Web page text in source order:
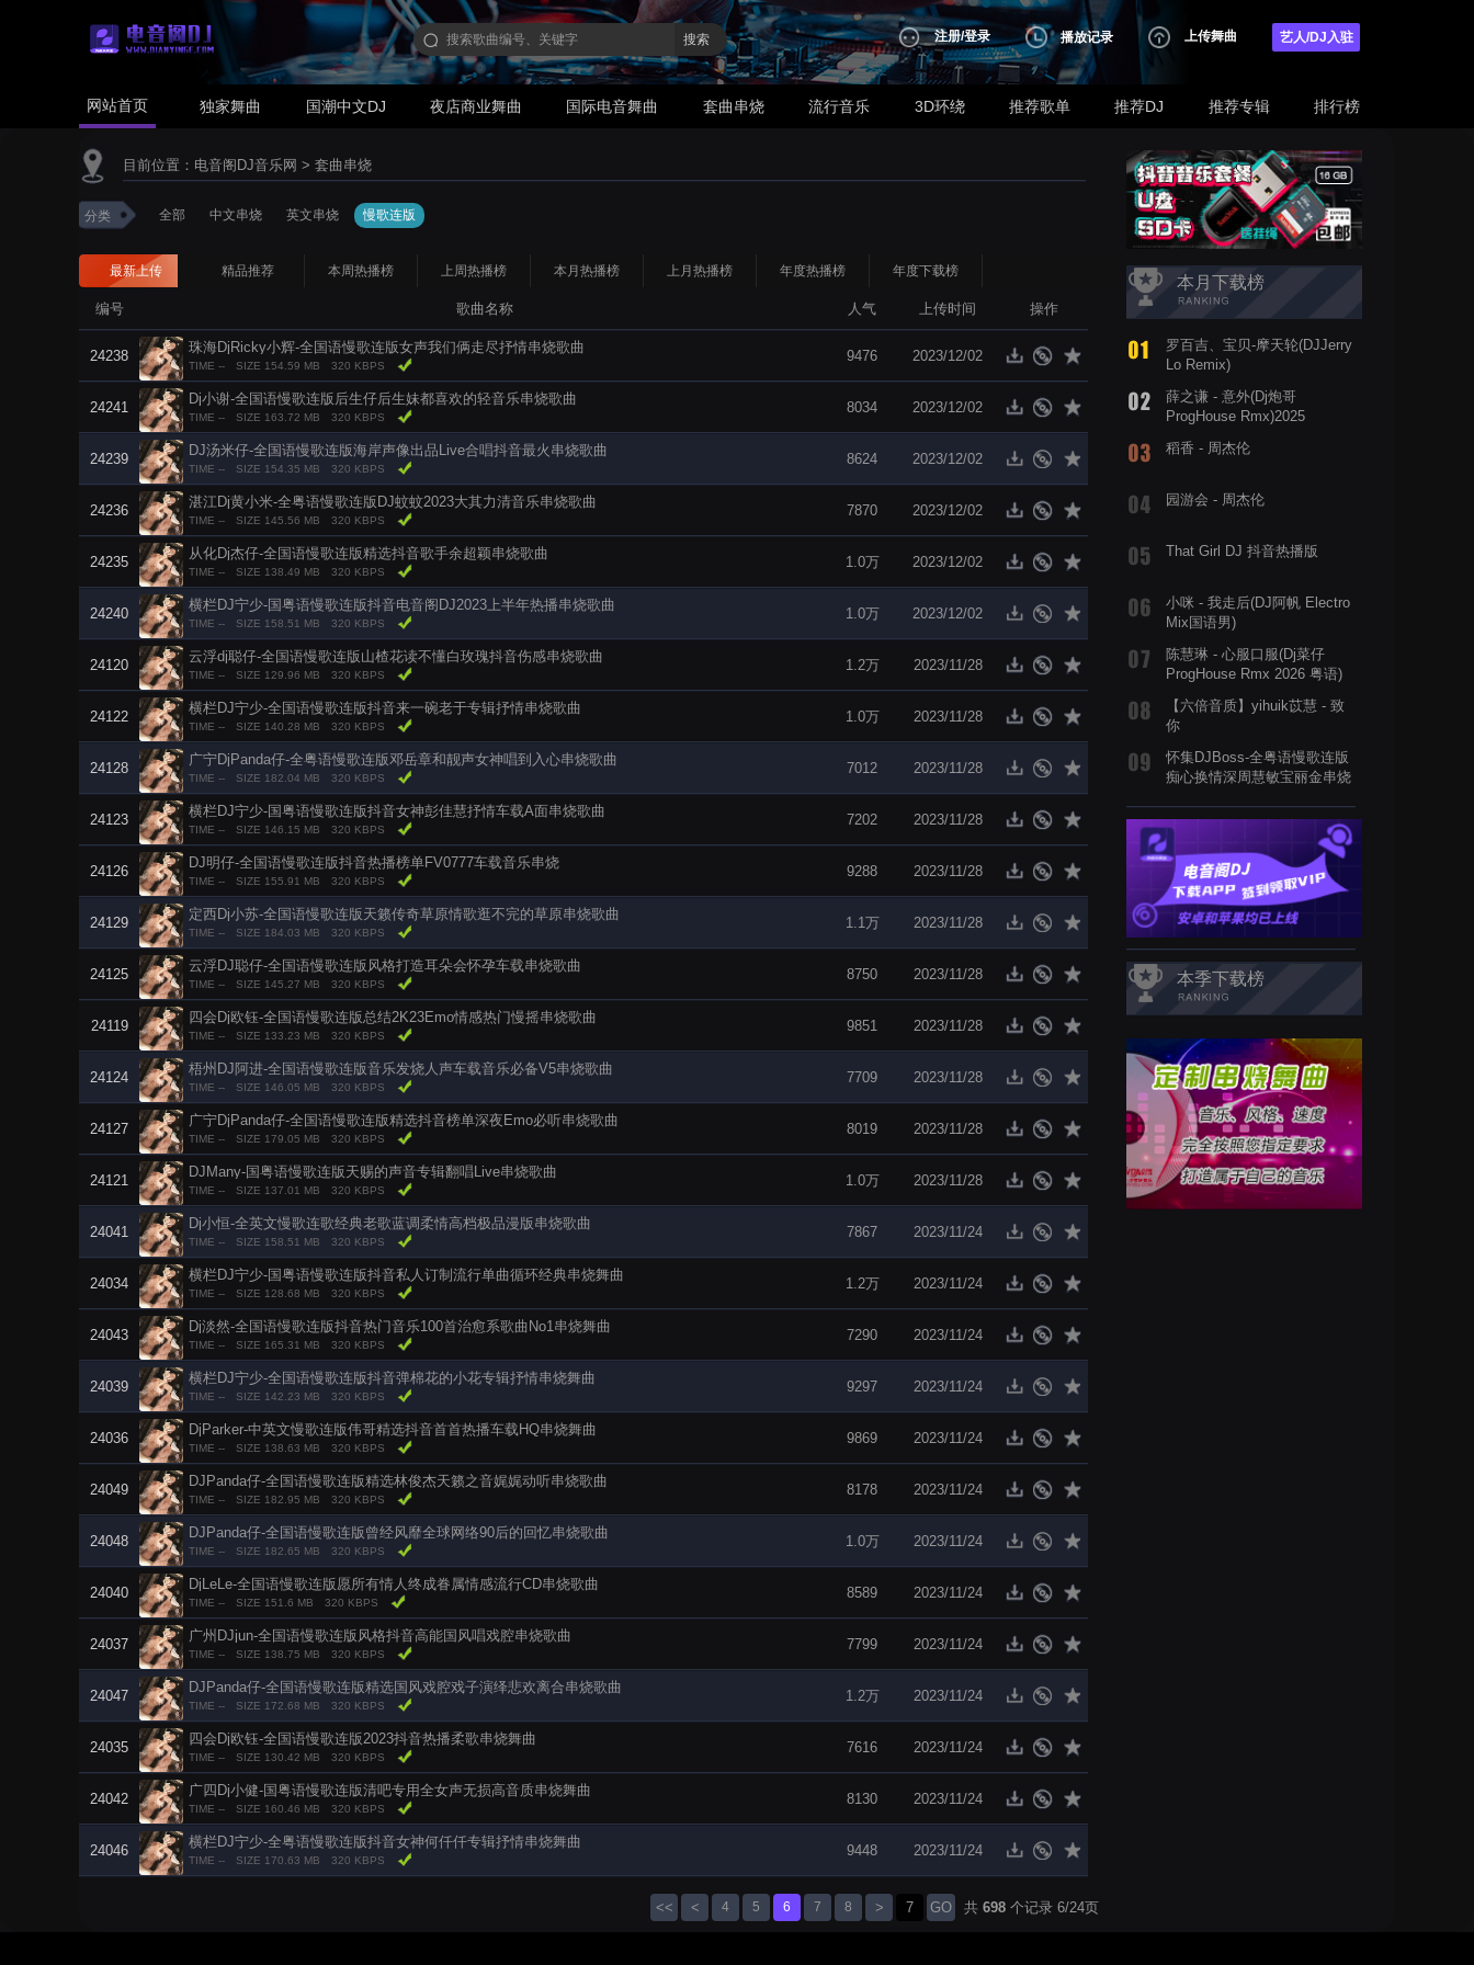
搜索 注册/登录 播放记录 上传舞曲 艺人/DJ入驻
网站首页 独家舞曲 国潮中文DJ 夜店商业舞曲 国际电音舞曲 套曲串烧 流行音乐 3D环绕 推荐歌单 推荐DJ 推荐专辑 排行榜
目前位置： 电音阁DJ音乐网 > 套曲串烧
分类 全部 中文串烧 英文串烧 慢歌连版
最新上传 精品推荐 本周热播榜 上周热播榜 本月热播榜 上月热播榜 年度热播榜 年度下载榜
编号 歌曲名称 人气 上传时间 操作
24238
珠海DjRicky小辉-全国语慢歌连版女声我们俩走尽抒情串烧歌曲
TIME -- SIZE 154.59 MB 320 KBPS
9476 2023/12/02
24241
Dj小谢-全国语慢歌连版后生仔后生妹都喜欢的轻音乐串烧歌曲
TIME -- SIZE 163.72 MB 320 KBPS
8034 2023/12/02
24239
DJ汤米仔-全国语慢歌连版海岸声像出品Live合唱抖音最火串烧歌曲
TIME -- SIZE 154.35 MB 320 KBPS
8624 2023/12/02
24236
湛江Dj黄小米-全粤语慢歌连版DJ蚊蚊2023大其力清音乐串烧歌曲
TIME -- SIZE 145.56 MB 320 KBPS
7870 2023/12/02
24235
从化Dj杰仔-全国语慢歌连版精选抖音歌手余超颖串烧歌曲
TIME -- SIZE 138.49 MB 320 KBPS
1.0万 2023/12/02
24240
横栏DJ宁少-国粤语慢歌连版抖音电音阁DJ2023上半年热播串烧歌曲
TIME -- SIZE 158.51 MB 320 KBPS
1.0万 2023/12/02
24120
云浮dj聪仔-全国语慢歌连版山楂花读不懂白玫瑰抖音伤感串烧歌曲
TIME -- SIZE 129.96 MB 320 KBPS
1.2万 2023/11/28
24122
横栏DJ宁少-全国语慢歌连版抖音来一碗老于专辑抒情串烧歌曲
TIME -- SIZE 140.28 MB 320 KBPS
1.0万 2023/11/28
24128
广宁DjPanda仔-全粤语慢歌连版邓岳章和靓声女神唱到入心串烧歌曲
TIME -- SIZE 182.04 MB 320 KBPS
7012 2023/11/28
24123
横栏DJ宁少-国粤语慢歌连版抖音女神彭佳慧抒情车载A面串烧歌曲
TIME -- SIZE 146.15 MB 320 KBPS
7202 2023/11/28
24126
DJ明仔-全国语慢歌连版抖音热播榜单FV0777车载音乐串烧
TIME -- SIZE 155.91 MB 320 KBPS
9288 2023/11/28
24129
定西Dj小苏-全国语慢歌连版天籁传奇草原情歌逛不完的草原串烧歌曲
TIME -- SIZE 184.03 MB 320 KBPS
1.1万 2023/11/28
24125
云浮DJ聪仔-全国语慢歌连版风格打造耳朵会怀孕车载串烧歌曲
TIME -- SIZE 145.27 MB 320 KBPS
8750 2023/11/28
24119
四会Dj欧钰-全国语慢歌连版总结2K23Emo情感热门慢摇串烧歌曲
TIME -- SIZE 133.23 MB 320 KBPS
9851 2023/11/28
24124
梧州DJ阿进-全国语慢歌连版音乐发烧人声车载音乐必备V5串烧歌曲
TIME -- SIZE 146.05 MB 320 KBPS
7709 2023/11/28
24127
广宁DjPanda仔-全国语慢歌连版精选抖音榜单深夜Emo必听串烧歌曲
TIME -- SIZE 179.05 MB 320 KBPS
8019 2023/11/28
24121
DJMany-国粤语慢歌连版天赐的声音专辑翻唱Live串烧歌曲
TIME -- SIZE 137.01 MB 320 KBPS
1.0万 2023/11/28
24041
Dj小恒-全英文慢歌连歌经典老歌蓝调柔情高档极品漫版串烧歌曲
TIME -- SIZE 158.51 MB 320 KBPS
7867 2023/11/24
24034
横栏DJ宁少-国粤语慢歌连版抖音私人订制流行单曲循环经典串烧舞曲
TIME -- SIZE 128.68 MB 320 KBPS
1.2万 2023/11/24
24043
Dj淡然-全国语慢歌连版抖音热门音乐100首治愈系歌曲No1串烧舞曲
TIME -- SIZE 165.31 MB 320 KBPS
7290 2023/11/24
24039
横栏DJ宁少-全国语慢歌连版抖音弹棉花的小花专辑抒情串烧舞曲
TIME -- SIZE 142.23 MB 320 KBPS
9297 2023/11/24
24036
DjParker-中英文慢歌连版伟哥精选抖音首首热播车载HQ串烧舞曲
TIME -- SIZE 138.63 MB 320 KBPS
9869 2023/11/24
24049
DJPanda仔-全国语慢歌连版精选林俊杰天籁之音娓娓动听串烧歌曲
TIME -- SIZE 182.95 MB 320 KBPS
8178 2023/11/24
24048
DJPanda仔-全国语慢歌连版曾经风靡全球网络90后的回忆串烧歌曲
TIME -- SIZE 182.65 MB 320 KBPS
1.0万 2023/11/24
24040
DjLeLe-全国语慢歌连版愿所有情人终成眷属情感流行CD串烧歌曲
TIME -- SIZE 151.6 MB 320 KBPS
8589 2023/11/24
24037
广州DJjun-全国语慢歌连版风格抖音高能国风唱戏腔串烧歌曲
TIME -- SIZE 138.75 MB 320 KBPS
7799 2023/11/24
24047
DJPanda仔-全国语慢歌连版精选国风戏腔戏子演绎悲欢离合串烧歌曲
TIME -- SIZE 172.68 MB 320 KBPS
1.2万 2023/11/24
24035
四会Dj欧钰-全国语慢歌连版2023抖音热播柔歌串烧舞曲
TIME -- SIZE 130.42 MB 320 KBPS
7616 2023/11/24
24042
广四Dj小健-国粤语慢歌连版清吧专用全女声无损高音质串烧舞曲
TIME -- SIZE 160.46 MB 320 KBPS
8130 2023/11/24
24046
横栏DJ宁少-全粤语慢歌连版抖音女神何仟仟专辑抒情串烧舞曲
TIME -- SIZE 170.63 MB 320 KBPS
9448 2023/11/24
<< < 4 5 6 7 8 > GO 共 698 个记录 6/24页
本月下载榜
罗百吉、宝贝-摩天轮(DJJerry
Lo Remix)
薛之谦 - 意外(Dj炮哥
ProgHouse Rmx)2025
稻香 - 周杰伦
园游会 - 周杰伦
That Girl DJ 抖音热播版
小咪 - 我走后(DJ阿帆 Electro
Mix国语男)
陈慧琳 - 心服口服(Dj菜仔
ProgHouse Rmx 2026 粤语)
【六倍音质】yihuik苡慧 - 致
你
怀集DJBoss-全粤语慢歌连版
痴心换情深周慧敏宝丽金串烧
本季下载榜